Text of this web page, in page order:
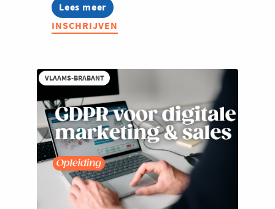
Lees meer
about
Boost
je
(Google)
INSCHRIJVEN
VLAAMS-BRABANT